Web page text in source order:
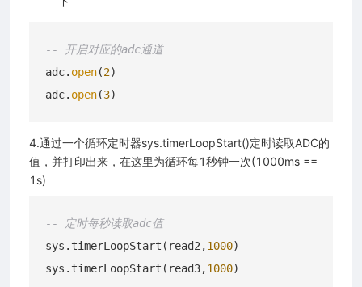
-- 开启对应的adc通道
adc. open(2)
adc. open(3
4.通过一个循环定时器sys.timerLoopStart()定时读取ADC的
值，并打印出来，在这里为循环每1秒钟一次(1000ms ==
1s)
-- 定时每秒读取adc值
sys.timerLoopStart(read2,1000)
sys.timerLoopStart(read3,1000